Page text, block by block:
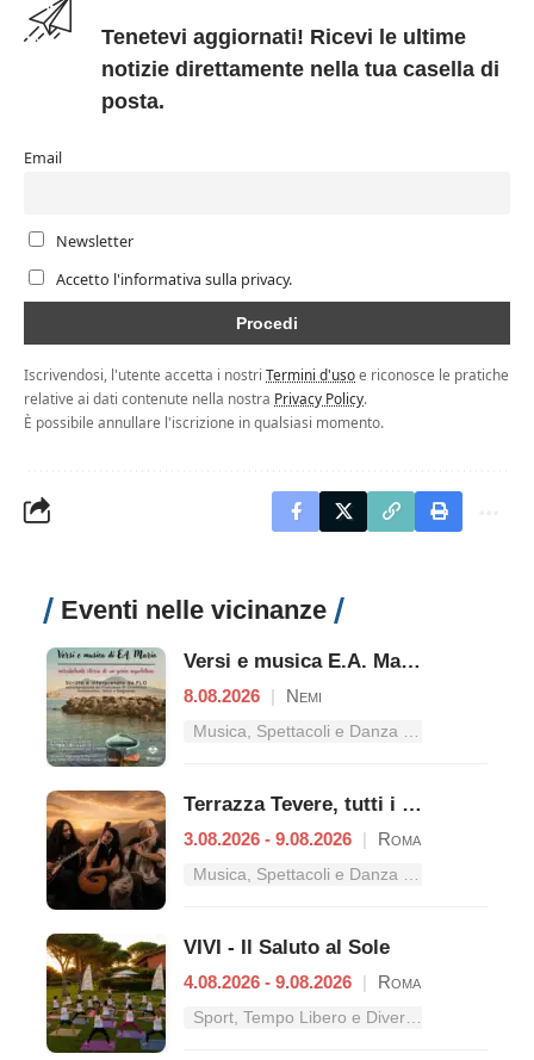
Tenetevi aggiornati! Ricevi le ultime
notizie direttamente nella tua casella di
posta.
Email
Newsletter
Accetto l'informativa sulla privacy.
Iscrivendosi, l'utente accetta i nostri Termini d'usoe riconosce le pratiche
relative ai dati contenute nella nostra Privacy Policy.
È possibile annullare l'iscrizione in qualsiasi momento.
Eventi nelle vicinanze
Versi e musica E.A. Mario - Mirabolante storia di un genio napoletano
8.08.2026 | Nemi
Terrazza Tevere, tutti i concerti dal 3 al 9 agosto
3.08.2026 - 9.08.2026 | Roma
VIVI - Il Saluto al Sole
4.08.2026 - 9.08.2026 | Roma